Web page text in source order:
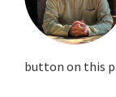
button on this